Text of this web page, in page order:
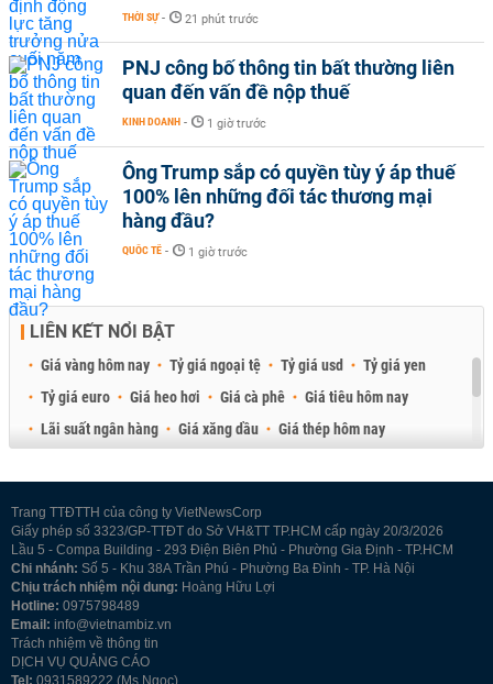
THỜI SỰ - 21 phút trước
PNJ công bố thông tin bất thường liên
quan đến vấn đề nộp thuế
KINH DOANH - 1 giờ trước
Ông Trump sắp có quyền tùy ý áp thuế
100% lên những đối tác thương mại
hàng đầu?
QUỐC TẾ - 1 giờ trước
LIÊN KẾT NỔI BẬT
Giá vàng hôm nay Tỷ giá ngoại tệ Tỷ giá usd
Tỷ giá yen
Tỷ giá euro
Giá heo hơi Giá cà phê
Giá tiêu hôm nay
Lãi suất ngân hàng
Giá xăng dầu
Giá thép hôm nay
Trang TTĐTTH của công ty VietNewsCorp
Giấy phép số 3323/GP-TTĐT do Sở VH&TT TP.HCM cấp ngày 20/3/2026
Lầu 5 - Compa Building - 293 Điện Biên Phủ - Phường Gia Định - TP.HCM
Chi nhánh: Số 5 - Khu 38A Trần Phú - Phường Ba Đình - TP. Hà Nội
Chịu trách nhiệm nội dung: Hoàng Hữu Lợi
Hotline: 0975798489
Email: info@vietnambiz.vn
Trách nhiệm về thông tin
DỊCH VỤ QUẢNG CÁO
Tel: 0931589222 (Ms Ngọc)